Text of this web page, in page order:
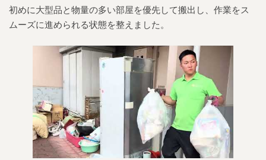
初めに大型品と物量の多い部屋を優先して搬出し、作業をス
ムーズに進められる状態を整えました。